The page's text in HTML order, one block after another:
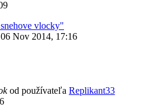
vlocky"
06 Nov 2014, 17:16
od používateľa Replikant33